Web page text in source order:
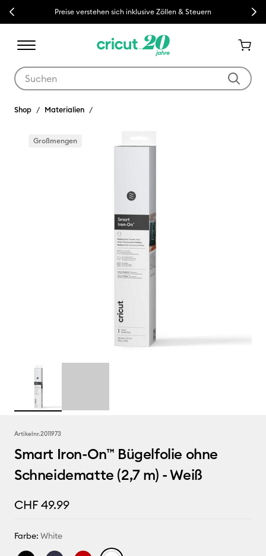
Previous Preise verstehen sich inklusive Zöllen & Steuern Next
Shop Materialien
Großmengen
Artikelnr.2011973
Smart Iron-On™ Bügelfolie ohne
Schneidematte (2,7 m) - Weiß
CHF 49.99
Farbe: White